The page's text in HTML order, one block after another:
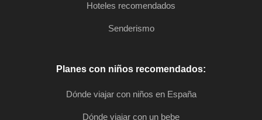
Hoteles recomendados
Senderismo
Planes con niños recomendados:
Dónde viajar con niños en España
Dónde viajar con un bebe